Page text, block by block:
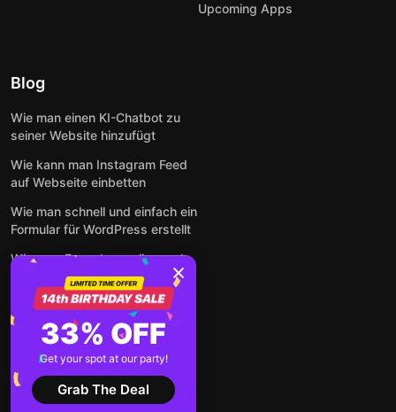
Upcoming Apps
Blog
Wie man einen KI-Chatbot zu
seiner Website hinzufügt
Wie kann man Instagram Feed
auf Webseite einbetten
Wie man schnell und einfach ein
Formular für WordPress erstellt
Wie man Formulare online und
kostenlos auf jeder Website
einbettet
So betten Sie Google-
Bewertungen kostenlos auf
einer Website ein
Alle Beiträge anzeigen
33% OFF
Get your spot at our party!
Grab The Deal